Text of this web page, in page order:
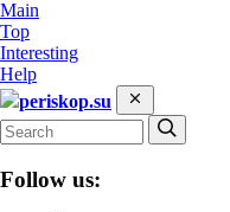
Main
Top
Interesting
Help
periskop.su
Follow us: